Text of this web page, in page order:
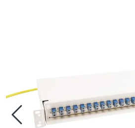
Nyheter
Om oss